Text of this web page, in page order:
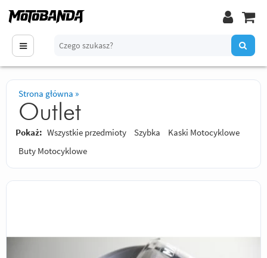
Strona główna »
Outlet
Pokaż: Wszystkie przedmioty Szybka
Kaski Motocyklowe
Buty Motocyklowe